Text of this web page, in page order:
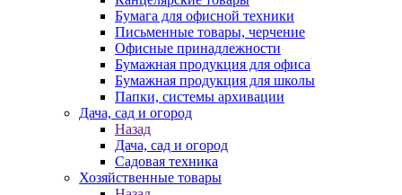
Бумага для офисной техники
Письменные товары, черчение
Офисные принадлежности
Бумажная продукция для офиса
Бумажная продукция для школы
Папки, системы архивации
Дача, сад и огород
Назад
Дача, сад и огород
Садовая техника
Хозяйственные товары